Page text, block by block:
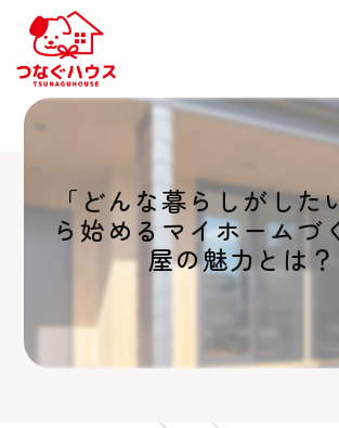
「どんな暮らしがした
ら始めるマイホームづ
屋の魅力とは？